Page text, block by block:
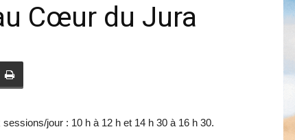
Cœur du Jura
sessions/jour : 10 h à 12 h et 14 h 30 à 16 h 30.